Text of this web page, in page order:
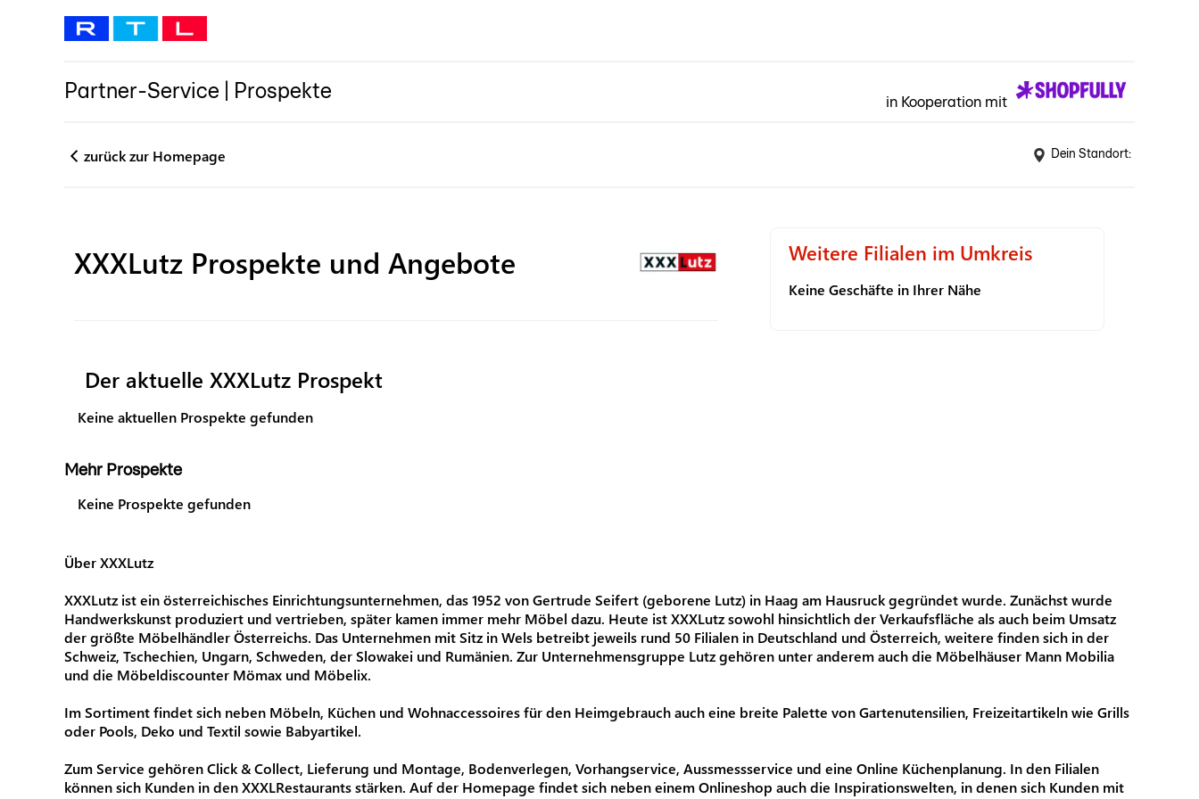
Partner-Service Prospekte in Kooperation mit
zurück zur Homepage Dein Standort:
Weitere Filialen im Umkreis
Keine Geschäfte in Ihrer Nähe
XXXLutz Prospekte und Angebote
Der aktuelle XXXLutz Prospekt
Keine aktuellen Prospekte gefunden
Mehr Prospekte
Keine Prospekte gefunden
Über XXXLutz
XXXLutz ist ein österreichisches Einrichtungsunternehmen, das 1952 von Gertrude Seifert (geborene Lutz) in Haag am Hausruck gegründet wurde. Zunächst wurde
Handwerkskunst produziert und vertrieben, später kamen immer mehr Möbel dazu. Heute ist XXXLutz sowohl hinsichtlich der Verkaufsfläche als auch beim Umsatz
der größte Möbelhändler Österreichs. Das Unternehmen mit Sitz in Wels betreibt jeweils rund 50 Filialen in Deutschland und Österreich, weitere finden sich in der
Schweiz, Tschechien, Ungarn, Schweden, der Slowakei und Rumänien. Zur Unternehmensgruppe Lutz gehören unter anderem auch die Möbelhäuser Mann Mobilia
und die Möbeldiscounter Mömax und Möbelix.
Im Sortiment findet sich neben Möbeln, Küchen und Wohnaccessoires für den Heimgebrauch auch eine breite Palette von Gartenutensilien, Freizeitartikeln wie Grills
oder Pools, Deko und Textil sowie Babyartikel.
Zum Service gehören Click & Collect, Lieferung und Montage, Bodenverlegen, Vorhangservice, Aussmessservice und eine Online Küchenplanung. In den Filialen
können sich Kunden in den XXXLRestaurants stärken. Auf der Homepage findet sich neben einem Onlineshop auch die Inspirationswelten, in denen sich Kunden mit